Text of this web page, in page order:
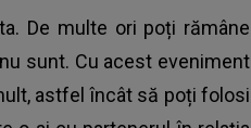
De multe ori poți rămâne
sunt. Cu acest eveniment
astfel încât să poți folosi